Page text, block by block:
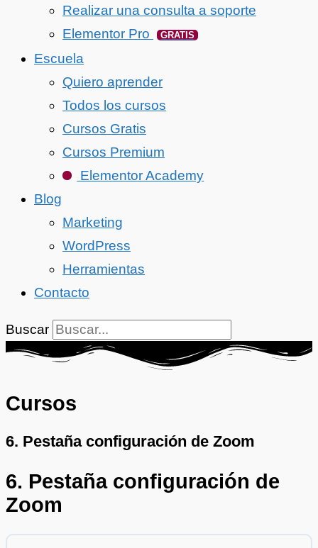
Realizar una consulta a soporte
Elementor Pro
GRATIS
Escuela
Quiero aprender
Todos los cursos
Cursos Gratis
Cursos Premium
Elementor Academy
Blog
Marketing
WordPress
Herramientas
Contacto
Buscar
Cursos
6. Pestaña configuración de Zoom
6. Pestaña configuración de
Zoom